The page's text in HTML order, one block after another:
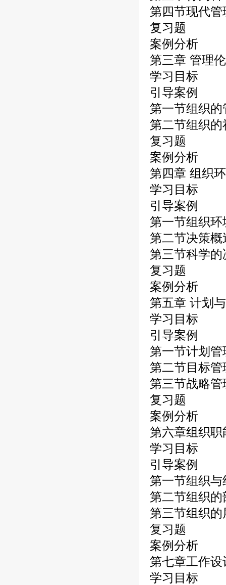
第四节现代管
复习题
案例分析
第三章 管理
学习目标
引导案例
第一节组织
第二节组织的
复习题
案例分析
第四章 组织
学习目标
引导案例
第一节组织环
第二节决策概
第三节科学的
复习题
案例分析
第五章 计划
学习目标
引导案例
第一节计划管
第二节目标管
第三节战略管
复习题
案例分析
第六章组织
学习目标
引导案例
第一节组织与
第二节组织的
第三节组织的
复习题
案例分析
第七章工作
学习目标